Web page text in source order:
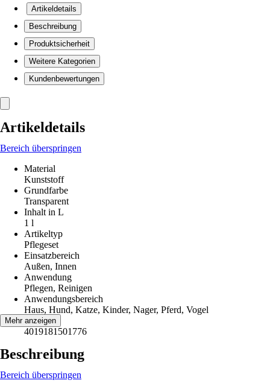
Artikeldetails
Beschreibung
Produktsicherheit
Weitere Kategorien
Kundenbewertungen
Artikeldetails
Bereich überspringen
Material
Kunststoff
Grundfarbe
Transparent
Inhalt in L
1 l
Artikeltyp
Pflegeset
Einsatzbereich
Außen, Innen
Anwendung
Pflegen, Reinigen
Anwendungsbereich
Haus, Hund, Katze, Kinder, Nager, Pferd, Vogel
EAN
4019181501776
Mehr anzeigen
Beschreibung
Bereich überspringen